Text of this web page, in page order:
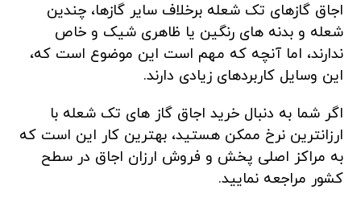
اجاق گازهای تک شعله برخلاف سایر گازها، چندین
شعله و بدنه های رنگین یا ظاهری شیک و خاص
ندارند، اما آنچه که مهم است این موضوع است که،
این وسایل کاربردهای زیادی دارند.
اگر شما به دنبال خرید اجاق گاز های تک شعله با
ارزانترین نرخ ممکن هستید، بهترین کار این است که
به مراکز اصلی پخش و فروش ارزان اجاق در سطح
کشور مراجعه نمایید.